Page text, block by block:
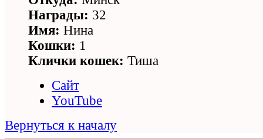
Награды: 32
Имя: Нина
Кошки: 1
Клички кошек: Тиша
Сайт
YouTube
Вернуться к началу